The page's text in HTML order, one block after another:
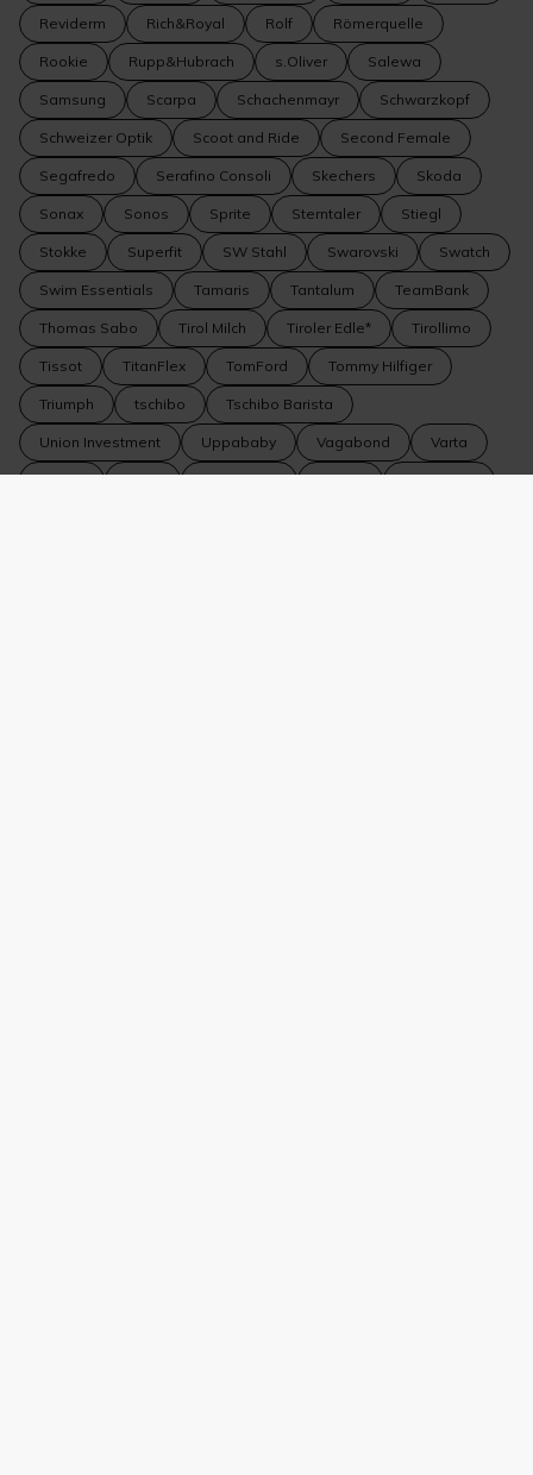
Reviderm Rich&Royal Rolf Römerquelle
Rookie Rupp&Hubrach s.Oliver Salewa
Samsung Scarpa Schachenmayr Schwarzkopf
Schweizer Optik Scoot and Ride Second Female
Segafredo Serafino Consoli Skechers Skoda
Sonax Sonos Sprite Sterntaler Stiegl
Stokke Superfit SW Stahl Swarovski Swatch
Swim Essentials Tamaris Tantalum TeamBank
Thomas Sabo Tirol Milch Tiroler Edle* Tirollimo
Tissot TitanFlex TomFord Tommy Hilfiger
Triumph tschibo Tschibo Barista
Union Investment Uppababy Vagabond Varta
Vedes VEER Vero Moda Vespa Veto Nails